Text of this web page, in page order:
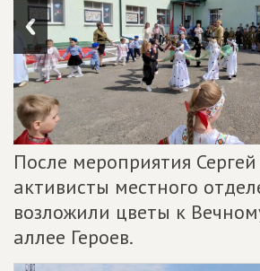
После мероприятия
активисты местного
возложили цветы к
аллее Героев.